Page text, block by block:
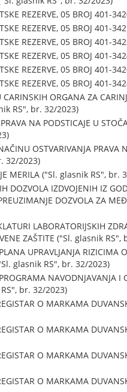
REZERVE, 05 BROJ
REZERVE, 05 BROJ
REZERVE, 05 BROJ
REZERVE, 05 BROJ
REZERVE, 05 BROJ
REZERVE, 05 BROJ
ORGANA ZA
RS", br. 32/2023)
NA PODSTICAJE U
OSTVARIVANJA PRAVA
32/2023)
MERILA ("Sl. glasnik RS", br.
DOZVOLA IZDVOJENIH IZ
DOZVOLA ZA
LABORATORIJSKIH
ZAŠTITE ("Sl. glasnik
UPRAVLJANJA RIZICIMA
glasnik RS", br. 32/2023)
NAVODNJAVANJA I
br. 32/2023)
O MARKAMA
O MARKAMA
O MARKAMA
O MARKAMA